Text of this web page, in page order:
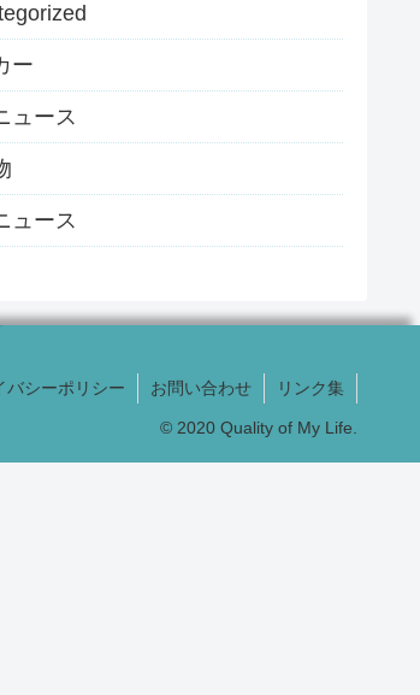
ー
ュース
ュース
バシーポリシー お問い合わせ リンク集
© 2020 Quality of My Life.